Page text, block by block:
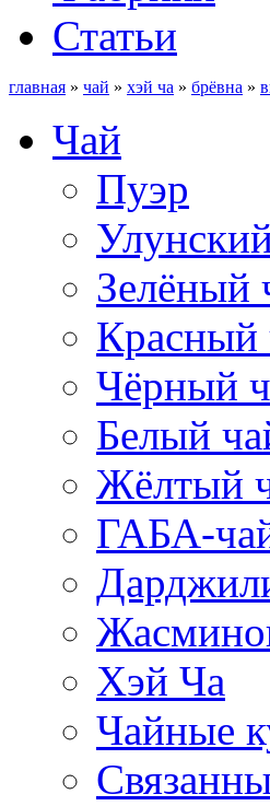
Статьи
главная » чай » хэй ча » брёвна »
Чай
Пуэр
Зелёный
Красный
Чёрный
Белый
Жёлтый
ГАБА-
Хэй Ча
Чайные